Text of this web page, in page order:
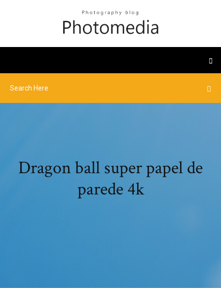
Dragon ball super papel de
parede 4k